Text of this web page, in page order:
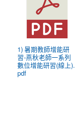
1) 暑期教師增能研
習-燕秋老師一系列
數位增能研習(線上).
pdf